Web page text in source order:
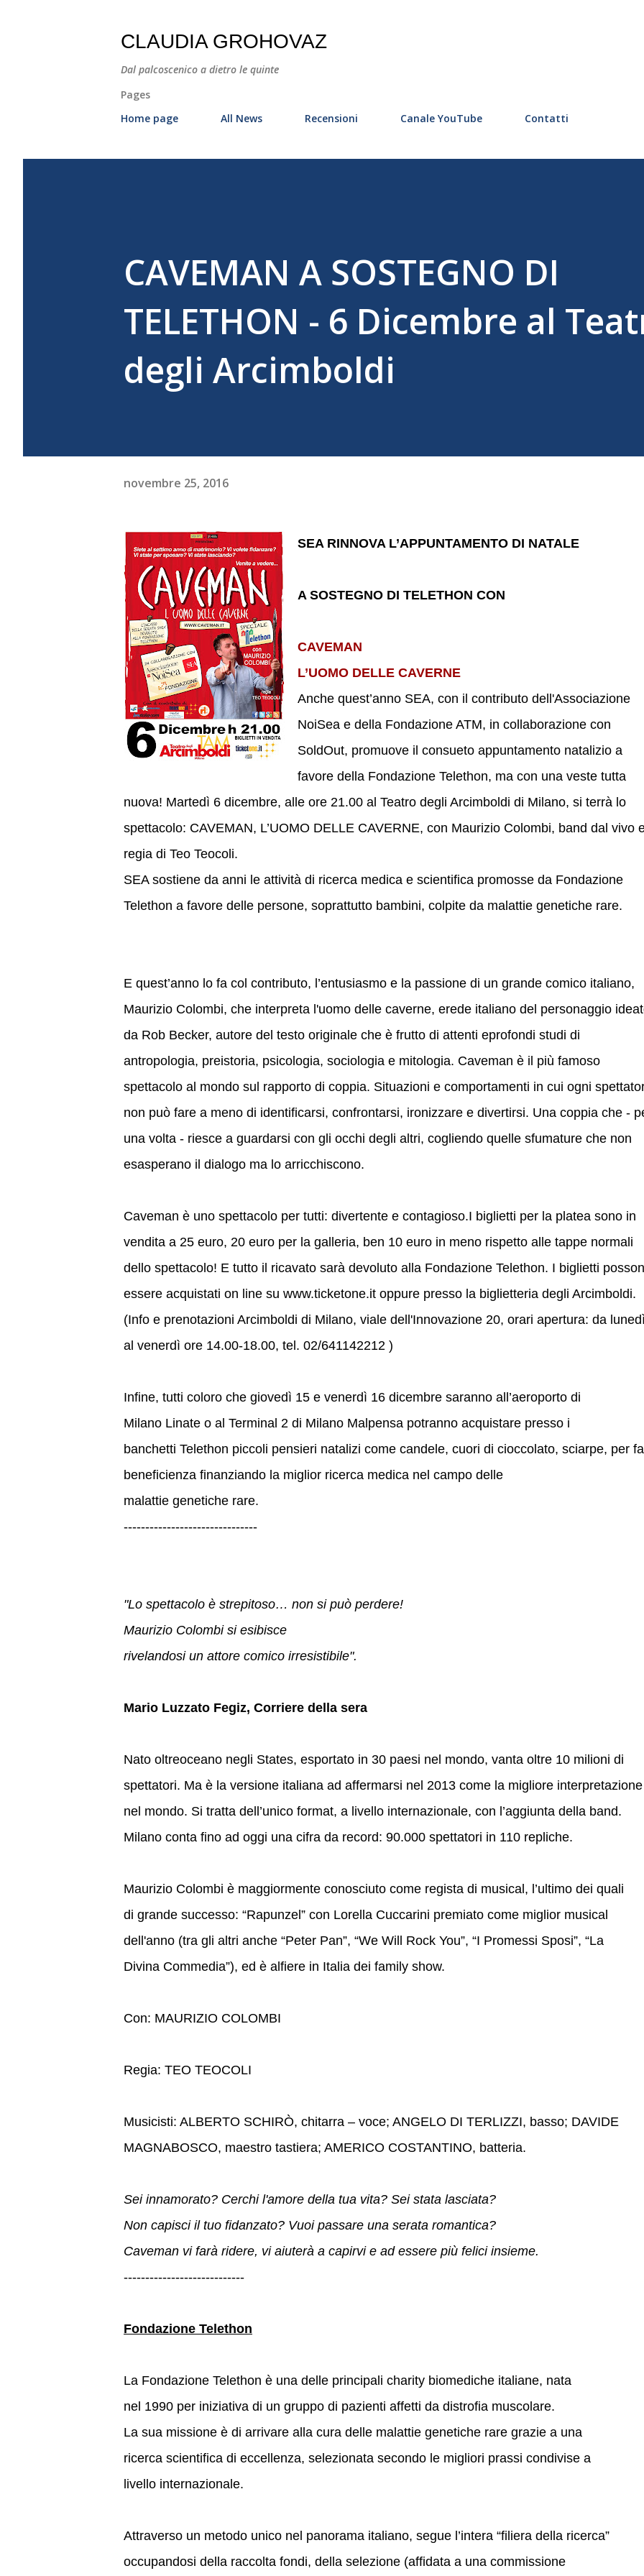
CLAUDIA GROHOVAZ
Dal palcoscenico a dietro le quinte
Pages
Home page
All News Recensioni Canale YouTube Contatti
CAVEMAN A SOSTEGNO DI
TELETHON - 6 Dicembre al
degli Arcimboldi
novembre 25, 2016
SEA RINNOVA L’APPUNTAMENTO DI NATALE
A SOSTEGNO DI TELETHON CON
CAVEMAN
L’UOMO DELLE CAVERNE
Anche quest’anno SEA, con il contributo dell'Associazione
NoiSea e della Fondazione ATM, in collaborazione con
SoldOut, promuove il consueto appuntamento natalizio a
favore della Fondazione Telethon, ma con una veste tutta
nuova! Martedì 6 dicembre, alle ore 21.00 al Teatro degli Arcimboldi di Milano, si terrà lo
spettacolo: CAVEMAN, L’UOMO DELLE CAVERNE, con Maurizio Colombi, band dal vivo
regia di Teo Teocoli.
SEA sostiene da anni le attività di ricerca medica e scientifica promosse da Fondazione
Telethon a favore delle persone, soprattutto bambini, colpite da malattie genetiche rare.
E quest’anno lo fa col contributo, l’entusiasmo e la passione di un grande comico italiano,
Maurizio Colombi, che interpreta l'uomo delle caverne, erede italiano del personaggio
da Rob Becker, autore del testo originale che è frutto di attenti eprofondi studi di
antropologia, preistoria, psicologia, sociologia e mitologia. Caveman è il più famoso
spettacolo al mondo sul rapporto di coppia. Situazioni e comportamenti in cui ogni
non può fare a meno di identificarsi, confrontarsi, ironizzare e divertirsi. Una coppia che -
una volta - riesce a guardarsi con gli occhi degli altri, cogliendo quelle sfumature che non
esasperano il dialogo ma lo arricchiscono.
Caveman è uno spettacolo per tutti: divertente e contagioso.I biglietti per la platea sono in
vendita a 25 euro, 20 euro per la galleria, ben 10 euro in meno rispetto alle tappe normali
dello spettacolo! E tutto il ricavato sarà devoluto alla Fondazione Telethon. I biglietti
essere acquistati on line su www.ticketone.it oppure presso la biglietteria degli Arcimboldi.
(Info e prenotazioni Arcimboldi di Milano, viale dell'Innovazione 20, orari apertura: da lunedì
al venerdì ore 14.00-18.00, tel. 02/641142212 )
Infine, tutti coloro che giovedì 15 e venerdì 16 dicembre saranno all’aeroporto di
Milano Linate o al Terminal 2 di Milano Malpensa potranno acquistare presso i
banchetti Telethon piccoli pensieri natalizi come candele, cuori di cioccolato, sciarpe, per
beneficienza finanziando la miglior ricerca medica nel campo delle
malattie genetiche rare.
-------------------------------
"Lo spettacolo è strepitoso… non si può perdere!
Maurizio Colombi si esibisce
rivelandosi un attore comico irresistibile".
Mario Luzzato Fegiz, Corriere della sera
Nato oltreoceano negli States, esportato in 30 paesi nel mondo, vanta oltre 10 milioni di
spettatori. Ma è la versione italiana ad affermarsi nel 2013 come la migliore interpretazione
nel mondo. Si tratta dell’unico format, a livello internazionale, con l’aggiunta della band.
Milano conta fino ad oggi una cifra da record: 90.000 spettatori in 110 repliche.
Maurizio Colombi è maggiormente conosciuto come regista di musical, l’ultimo dei quali
di grande successo: “Rapunzel” con Lorella Cuccarini premiato come miglior musical
dell'anno (tra gli altri anche “Peter Pan”, “We Will Rock You”, “I Promessi Sposi”, “La
Divina Commedia”), ed è alfiere in Italia dei family show.
Con: MAURIZIO COLOMBI
Regia: TEO TEOCOLI
Musicisti: ALBERTO SCHIRÒ, chitarra – voce; ANGELO DI TERLIZZI, basso; DAVIDE
MAGNABOSCO, maestro tastiera; AMERICO COSTANTINO, batteria.
Sei innamorato? Cerchi l'amore della tua vita? Sei stata lasciata?
Non capisci il tuo fidanzato? Vuoi passare una serata romantica?
Caveman vi farà ridere, vi aiuterà a capirvi e ad essere più felici insieme.
----------------------------
Fondazione Telethon
La Fondazione Telethon è una delle principali charity biomediche italiane, nata
nel 1990 per iniziativa di un gruppo di pazienti affetti da distrofia muscolare.
La sua missione è di arrivare alla cura delle malattie genetiche rare grazie a una
ricerca scientifica di eccellenza, selezionata secondo le migliori prassi condivise a
livello internazionale.
Attraverso un metodo unico nel panorama italiano, segue l’intera “filiera della ricerca”
occupandosi della raccolta fondi, della selezione (affidata a una commissione